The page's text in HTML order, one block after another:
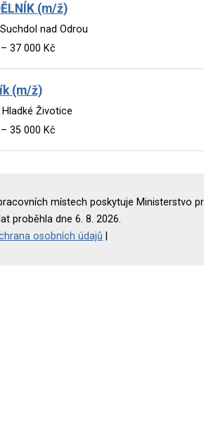
(m/ž)
nad Odrou
37 000 Kč
(m/ž)
Životice
35 000 Kč
místech poskytuje Ministerstvo
proběhla dne 6. 8. 2026.
osobních údajů